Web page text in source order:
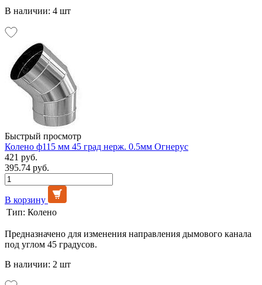
В наличии: 4 шт
Быстрый просмотр
Колено ф115 мм 45 град нерж. 0.5мм Огнерус
421 руб.
395.74 руб.
В корзину
Тип: Колено
Предназначено для изменения направления дымового канала
под углом 45 градусов.
В наличии: 2 шт